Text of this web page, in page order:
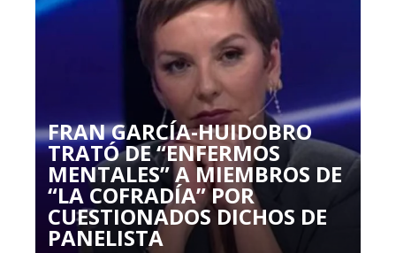
FRAN GARCÍA-HUIDOBRO
TRATÓ DE “ENFERMOS
MENTALES” A MIEMBROS DE
“LA COFRADÍA” POR
CUESTIONADOS DICHOS DE
PANELISTA